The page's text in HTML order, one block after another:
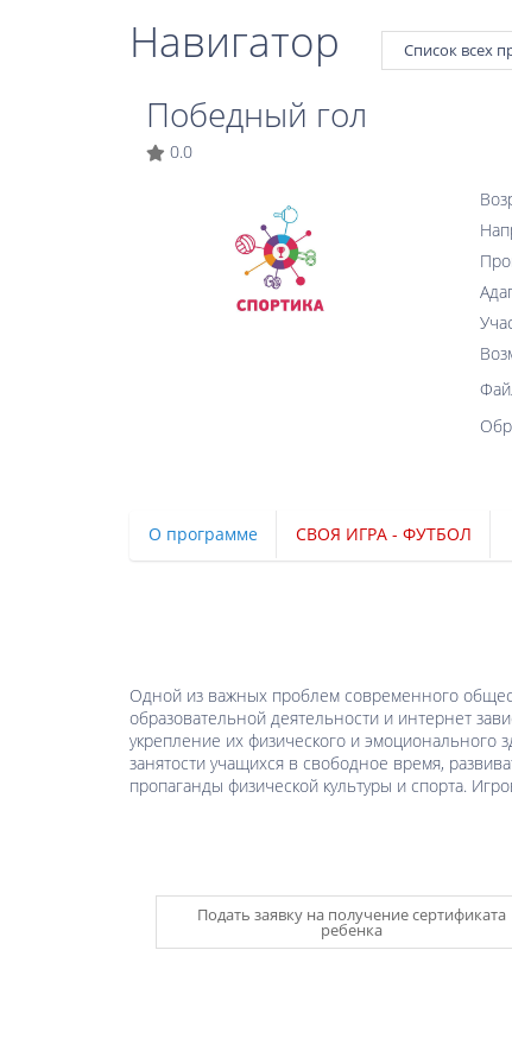
Навигатор Список всех
Победный гол
0.0
О программе СВОЯ ИГРА - ФУТБОЛ
Одной из важных проблем современного
образовательной деятельности и интернет
укрепление их физического и эмоционального
занятости учащихся в свободное время,
пропаганды физической культуры и спорта.
Подать заявку на получение сертификата
ребенка